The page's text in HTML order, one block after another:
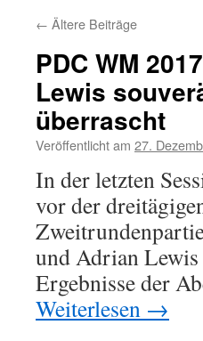
← Ältere Beiträge
PDC WM
Lewis
überrascht
Veröffentlicht am 27.
In der letzten
vor der
und Adrian
Ergebnisse der
Weiterlesen →